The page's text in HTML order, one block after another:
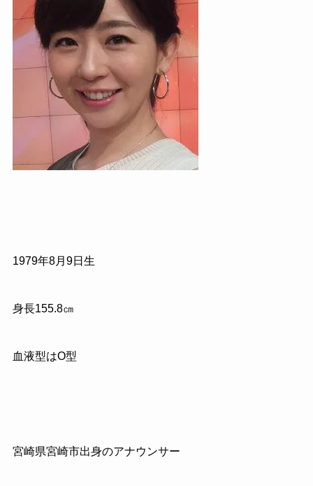
1979年8月 9日生
身長155.8㎝
血液型はO型
宮崎県宮崎市出身のアナウンサー